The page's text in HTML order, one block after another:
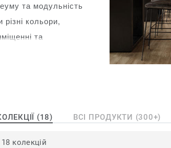
та модульність
кольори,
та
(18) ВСІ ПРОДУКТИ (300+)
18 колекцій